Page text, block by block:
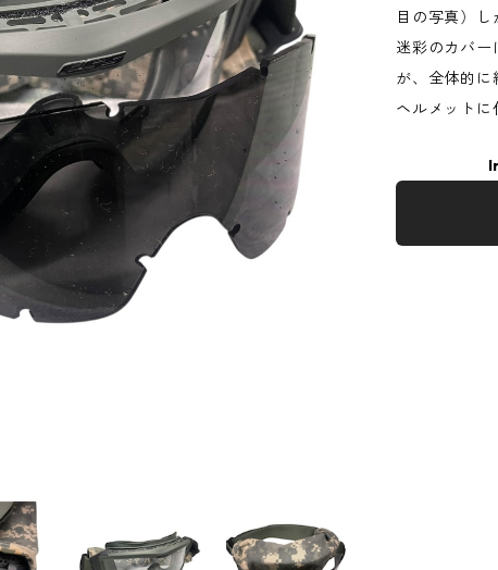
目の写真）し
迷彩のカバ
が、全体的に
ヘルメットに